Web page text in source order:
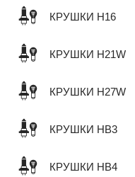
КРУШКИ H16
КРУШКИ H21W
КРУШКИ H27W
КРУШКИ HB3
КРУШКИ HB4